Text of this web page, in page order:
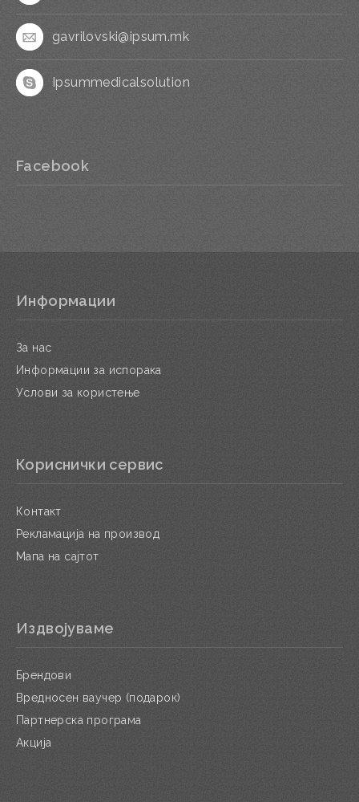
gavrilovski@ipsum.mk
Ipsummedicalsolution
Facebook
Информации
За нас
Информации за испорака
Услови за користење
Кориснички сервис
Контакт
Рекламација на производ
Мапа на сајтот
Издвојуваме
Брендови
Вредносен ваучер (подарок)
Партнерска програма
Акција